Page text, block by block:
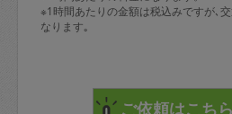
※1時間あたりの金額は税込みですが､
なります｡